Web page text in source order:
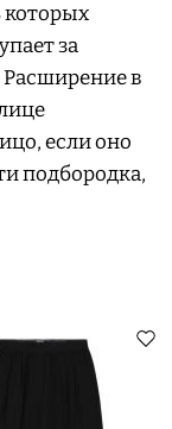
которых
за
Расширение в
если оно
подбородка,